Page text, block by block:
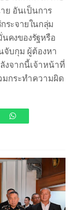
ย อันเป็นการ
ระจายในกลุ่ม
คงของรัฐหรือ
จับกุม ผู้ต้องหา
งจากนี้เจ้าหน้าที่
กระทำความผิด